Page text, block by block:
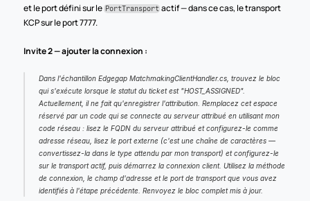
et le port défini sur le PortTransport actif — dans ce cas, le transport
KCP sur le port 7777.
Invite 2 — ajouter la connexion :
Dans l'échantillon Edgegap MatchmakingClientHandler.cs, trouvez le bloc
qui s'exécute lorsque le statut du ticket est "HOST_ASSIGNED".
Actuellement, il ne fait qu'enregistrer l'attribution. Remplacez cet espace
réservé par un code qui se connecte au serveur attribué en utilisant mon
code réseau : lisez le FQDN du serveur attribué et configurez-le comme
adresse réseau, lisez le port externe (c'est une chaîne de caractères —
convertissez-la dans le type attendu par mon transport) et configurez-le
sur le transport actif, puis démarrez la connexion client. Utilisez la méthode
de connexion, le champ d'adresse et le port de transport que vous avez
identifiés à l'étape précédente. Renvoyez le bloc complet mis à jour.